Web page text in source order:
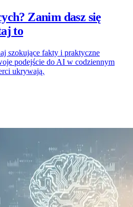
Zanim dasz się
to
szokujące fakty i praktyczne
podejście do AI w codziennym
ukrywają.